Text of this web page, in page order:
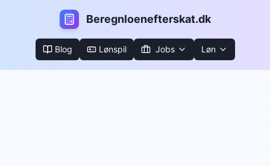
Beregnloenefterskat.dk
Blog Lønspil Jobs Løn